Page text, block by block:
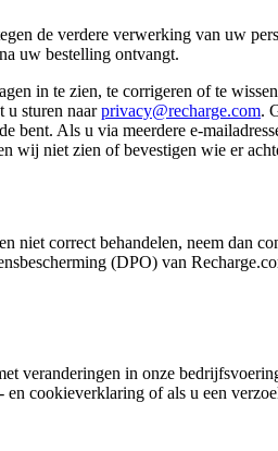
de verdere verwerking van uw
uw bestelling ontvangt.
in te zien, te corrigeren of te
u sturen naarprivacy@recharge.com.
Als u via meerdere e-
wij niet zien of bevestigen wie er
correct behandelen, neem dan
(DPO) van
veranderingen in onze
cookieverklaring of als u een